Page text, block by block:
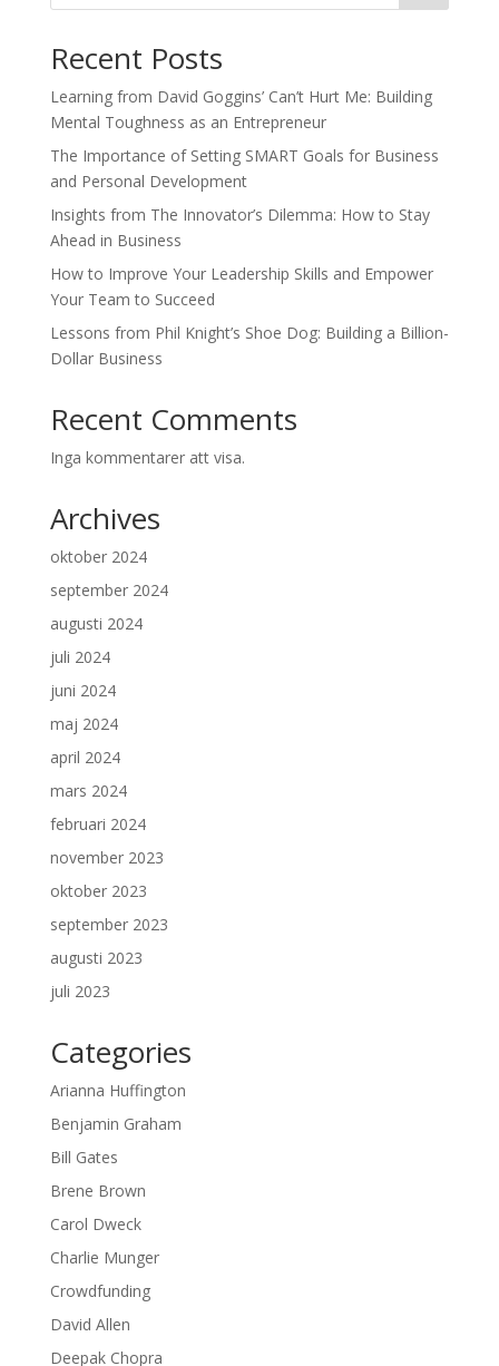
Recent Posts
Learning from David Goggins’ Can’t Hurt Me: Building
Mental Toughness as an Entrepreneur
The Importance of Setting SMART Goals for Business
and Personal Development
Insights from The Innovator’s Dilemma: How to Stay
Ahead in Business
How to Improve Your Leadership Skills and Empower
Your Team to Succeed
Lessons from Phil Knight’s Shoe Dog: Building a Billion-
Dollar Business
Recent Comments
Inga kommentarer att visa.
Archives
oktober 2024
september 2024
augusti 2024
juli 2024
juni 2024
maj 2024
april 2024
mars 2024
februari 2024
november 2023
oktober 2023
september 2023
augusti 2023
juli 2023
Categories
Arianna Huffington
Benjamin Graham
Bill Gates
Brene Brown
Carol Dweck
Charlie Munger
Crowdfunding
David Allen
Deepak Chopra